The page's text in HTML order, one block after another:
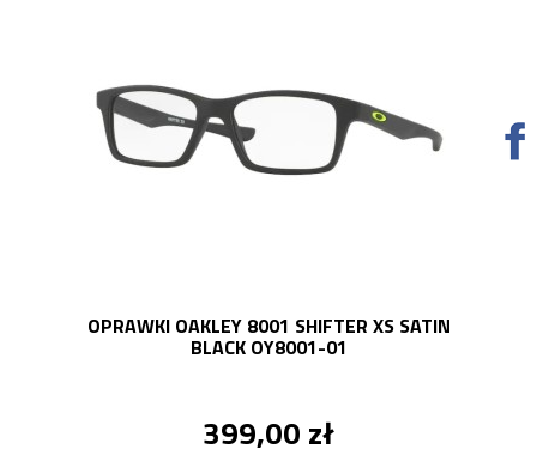
OPRAWKI OAKLEY 8001 SHIFTER XS SATIN
BLACK OY8001-01
399,00 zł